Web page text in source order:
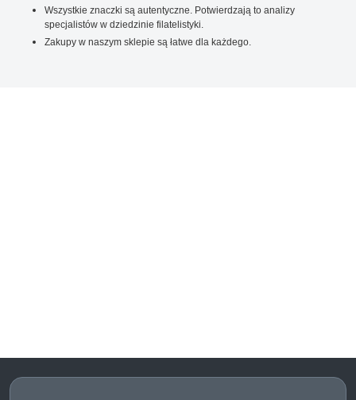
Wszystkie znaczki są autentyczne. Potwierdzają to analizy
specjalistów w dziedzinie filatelistyki.
Zakupy w naszym sklepie są łatwe dla każdego.